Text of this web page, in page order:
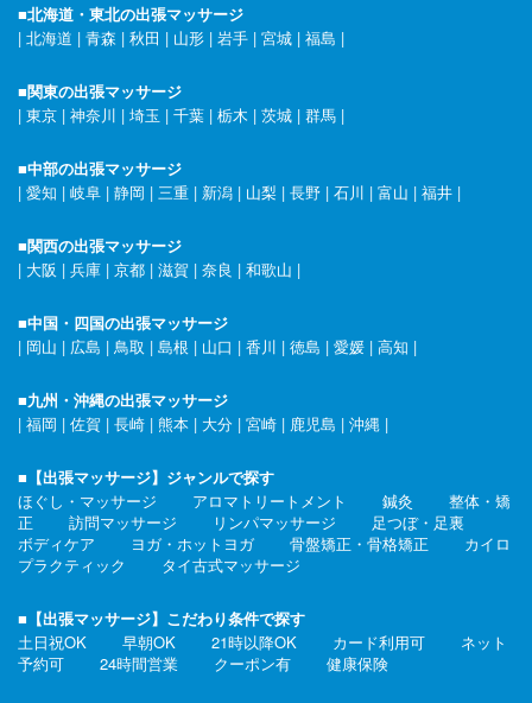
■北海道・東北の出張マッサージ
| 北海道 | 青森 | 秋田 | 山形 | 岩手 | 宮城 | 福島 |
■関東の出張マッサージ
| 東京 | 神奈川 | 埼玉 | 千葉 | 栃木 | 茨城 | 群馬 |
■中部の出張マッサージ
| 愛知 | 岐阜 | 静岡 | 三重 | 新潟 | 山梨 | 長野 | 石川 | 富山 | 福井 |
■関西の出張マッサージ
| 大阪 | 兵庫 | 京都 | 滋賀 | 奈良 | 和歌山 |
■中国・四国の出張マッサージ
| 岡山 | 広島 | 鳥取 | 島根 | 山口 | 香川 | 徳島 | 愛媛 | 高知 |
■九州・沖縄の出張マッサージ
| 福岡 | 佐賀 | 長崎 | 熊本 | 大分 | 宮崎 | 鹿児島 | 沖縄 |
■【出張マッサージ】ジャンルで探す
ほぐし・マッサージ
アロマトリートメント 鍼灸
整体・矯
正
訪問マッサージ リンパマッサージ
足つぼ・足裏
ボディケア
ヨガ・ホットヨガ 骨盤矯正・骨格矯正
カイロ
プラクティック
タイ古式マッサージ
■【出張マッサージ】こだわり条件で探す
土日祝OK
早朝OK 21時以降OK カード利用可
ネット
予約可
24時間営業 クーポン有 健康保険